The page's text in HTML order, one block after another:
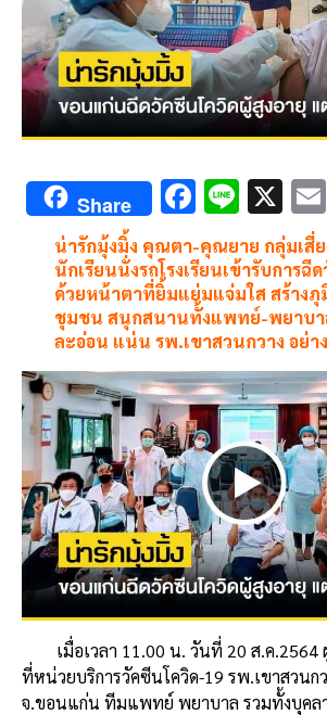
Share F
ac
e
b
o
o
k
Li
n
e
X
น่ารักมุ้งมิ้ง คุณตา-คุณยาย กลุ่มเสี่ย
นักเรียนนั่งรถโรงเรียนเข้ารับการฉี
ด้วยหน้าตาที่ยิ้มแย่มแจ่มใส สร้าง
ชุมชน สนุกสนานทั้งแพทย์-พยาบา
ละอ่อน แน่น รพ.เขาสวนกวาง อย่า
เมื่อเวลา 11.00 น. วันที่ 20 ส.ค.2564
ที่หน่วยบริการวัคซีนโควิด-19 รพ.เขาสวนกว
จ.ขอนแก่น ทีมแพทย์ พยาบาล รวมทั้งบุคล